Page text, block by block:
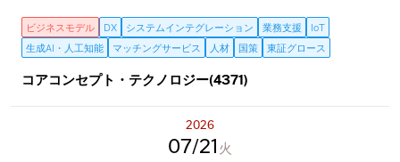
ビジネスモデル DX システムインテグレーション 業務支援
IoT
生成AI・人工知能
マッチングサービス 人材 国策 東証グロース
コアコンセプト・テクノロジー(4371)
2026
07 21 火